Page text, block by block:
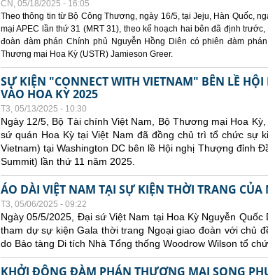
CN, 05/18/2025 - 16:05
Theo thông tin từ Bộ Công Thương, ngày 16/5, tại Jeju, Hàn Quốc,
mại APEC lần thứ 31 (MRT 31), theo kế hoạch hai bên đã định
đoàn đàm phán Chính phủ Nguyễn Hồng Diên có phiên đàm
Thương mại Hoa Kỳ (USTR) Jamieson Greer.
SỰ KIỆN "CONNECT WITH VIETNAM" BÊN LỀ
VÀO HOA KỲ 2025
T3, 05/13/2025 - 10:30
Ngày 12/5, Bộ Tài chính Việt Nam, Bộ Thương mại Hoa
sứ quán Hoa Kỳ tại Việt Nam đã đồng chủ trì tổ chức sự
Vietnam) tại Washington DC bên lề Hội nghị Thượng đỉnh
Summit) lần thứ 11 năm 2025.
ÁO DÀI VIỆT NAM TẠI SỰ KIỆN THỜI TRANG CỦA
T3, 05/06/2025 - 09:22
Ngày 05/5/2025, Đại sứ Việt Nam tại Hoa Kỳ Nguyễn
tham dự sự kiện Gala thời trang Ngoại giao đoàn với chủ
do Bảo tàng Di tích Nhà Tổng thống Woodrow Wilson tổ
KHỞI ĐỘNG ĐÀM PHÁN THƯƠNG MẠI SONG